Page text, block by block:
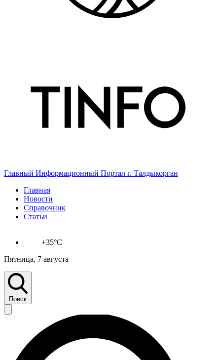
Главный Информационный Портал г. Талдыкорган
Главная
Новости
Справочник
Статьи
+35°C
Пятница, 7 августа
Поиск